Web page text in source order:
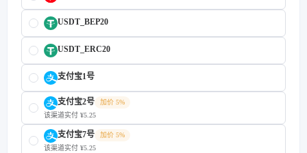
USDT_BEP20
USDT_ERC20
支付宝1号
支付宝2号
加价 5%
该渠道实付 ¥5.25
支付宝7号
加价 5%
该渠道实付 ¥5.25